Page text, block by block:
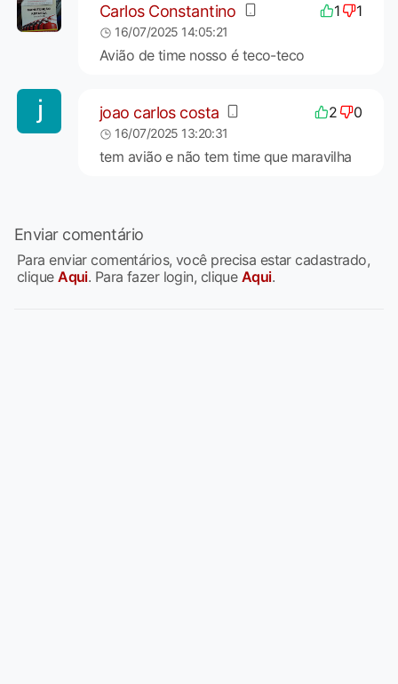
Carlos Constantino 1 1
16/07/2025 14:05:21
Avião de time nosso é teco-teco
joao carlos costa 2 0
16/07/2025 13:20:31
tem avião e não tem time que maravilha
Enviar comentário
Para enviar comentários, você precisa estar cadastrado,
cliqueAqui. Para fazer login, clique Aqui.